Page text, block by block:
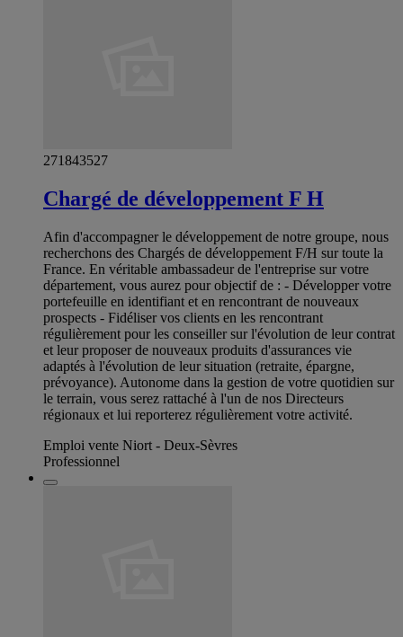
271843527
Chargé de développement F H
Afin d'accompagner le développement de notre groupe, nous
recherchons des Chargés de développement F/H sur toute la
France. En véritable ambassadeur de l'entreprise sur votre
département, vous aurez pour objectif de : - Développer votre
portefeuille en identifiant et en rencontrant de nouveaux
prospects - Fidéliser vos clients en les rencontrant
régulièrement pour les conseiller sur l'évolution de leur contrat
et leur proposer de nouveaux produits d'assurances vie
adaptés à l'évolution de leur situation (retraite, épargne,
prévoyance). Autonome dans la gestion de votre quotidien sur
le terrain, vous serez rattaché à l'un de nos Directeurs
régionaux et lui reporterez régulièrement votre activité.
Emploi vente Niort - Deux-Sèvres
Professionnel